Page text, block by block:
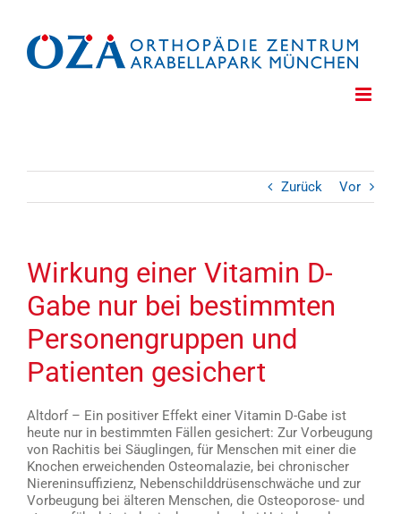
springen
Zurück Vor
Wirkung einer Vitamin D-
Gabe nur bei bestimmten
Personengruppen und
Patienten gesichert
Altdorf – Ein positiver Effekt einer Vitamin D-Gabe ist
heute nur in bestimmten Fällen gesichert: Zur Vorbeugung
von Rachitis bei Säuglingen, für Menschen mit einer die
Knochen erweichenden Osteomalazie, bei chronischer
Niereninsuffizienz, Nebenschilddrüsenschwäche und zur
Vorbeugung bei älteren Menschen, die Osteoporose- und